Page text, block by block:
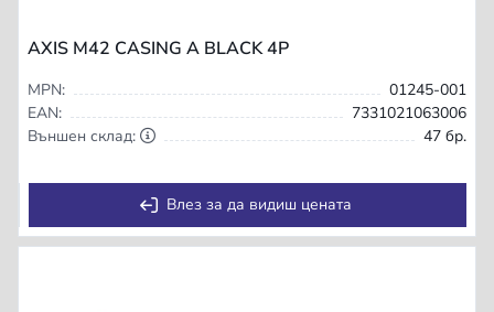
AXIS M42 CASING A BLACK 4P
MPN:
01245-001
EAN:
7331021063006
Външен склад:
47 бр.
Влез за да видиш цената